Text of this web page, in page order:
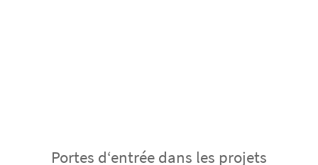
Portes d‘entrée dans les projets